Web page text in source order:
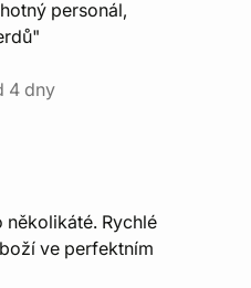
personál,
4 dny
několikáté. Rychlé
ve perfektním